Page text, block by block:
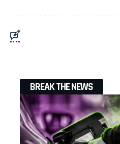
BREAK THE NEWS